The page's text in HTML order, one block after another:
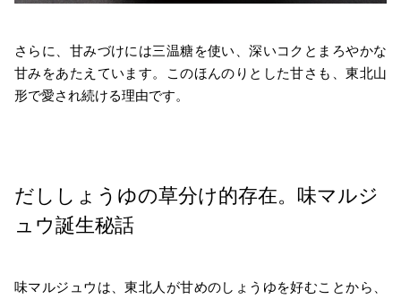
さらに、甘みづけには三温糖を使い、深いコクとまろやかな
甘みをあたえています。このほんのりとした甘さも、東北山
形で愛され続ける理由です。
だししょうゆの草分け的存在。味マルジ
ュウ誕生秘話
味マルジュウは、東北人が甘めのしょうゆを好むことから、